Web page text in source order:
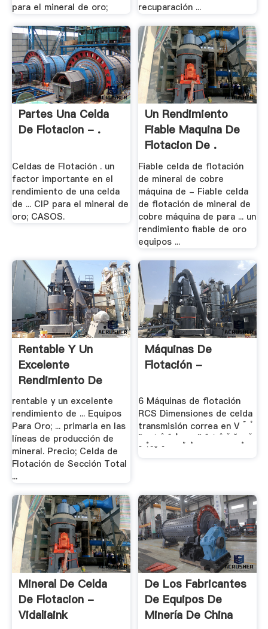
para el mineral de oro;
recuparación ...
Partes Una Celda
De Flotacion - .
Celdas de Flotación . un
factor importante en el
rendimiento de una celda
de ... CIP para el mineral de
oro; CASOS.
Un Rendimiento
Fiable Maquina De
Flotacion De .
Fiable celda de flotación
de mineral de cobre
máquina de - Fiable celda
de flotación de mineral de
cobre máquina de para ... un
rendimiento fiable de oro
equipos ...
Rentable Y Un
Excelente
Rendimiento De
Flotacion
rentable y un excelente
rendimiento de ... Equipos
Para Oro; ... primaria en las
líneas de producción de
mineral. Precio; Celda de
Flotación de Sección Total
...
Máquinas De
Flotación -
6 Máquinas de flotación
RCS Dimensiones de celda
transmisión correa en V ˜ ˚
˝ ˛ ˙ ˆ ˜ ˚ ˛ ˛ ˝ ˜ ˙ ˆ ˇ ˘ ˛ ˇ
ˇ ˙ˇ˘ ˇ
Mineral De Celda
De Flotacion -
Vidaliaink
De Los Fabricantes
De Equipos De
Minería De China